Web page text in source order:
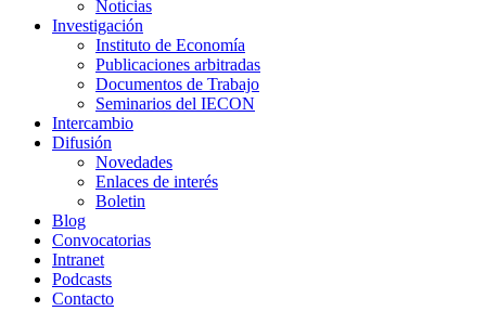
Noticias
Investigación
Instituto de Economía
Publicaciones arbitradas
Documentos de Trabajo
Seminarios del IECON
Intercambio
Difusión
Novedades
Enlaces de interés
Boletin
Blog
Convocatorias
Intranet
Podcasts
Contacto